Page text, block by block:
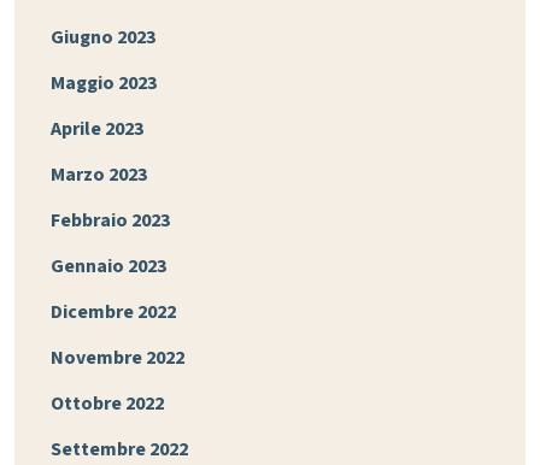
Giugno 2023
Maggio 2023
Aprile 2023
Marzo 2023
Febbraio 2023
Gennaio 2023
Dicembre 2022
Novembre 2022
Ottobre 2022
Settembre 2022